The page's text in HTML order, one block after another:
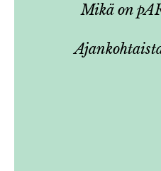
Mikä on